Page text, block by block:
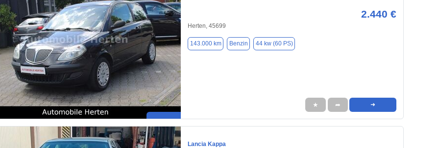
2.440 €
Herten, 45699
143.000 km Benzin 44 kw (60 PS)
★ ➦ ➜
Lancia Kappa